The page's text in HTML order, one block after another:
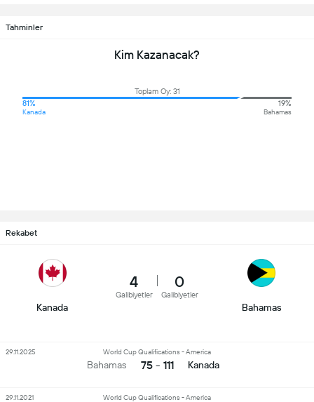
Tahminler
Kim Kazanacak?
Toplam Oy: 31
81%
Kanada
19%
Bahamas
Rekabet
Kanada
4
Galibiyetler
0
Galibiyetler
Bahamas
Bahamas
World Cup Qualifications - America
75 - 111 Kanada
29.11.2025
World Cup Qualifications - America
29.11.2021